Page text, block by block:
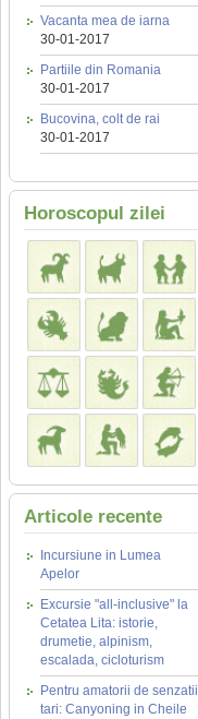
Vacanta mea de iarna
30-01-2017
Partiile din Romania
30-01-2017
Bucovina, colt de rai
30-01-2017
Horoscopul zilei
Articole recente
Incursiune in Lumea
Apelor
Excursie "all-inclusive" la
Cetatea Lita: istorie,
drumetie, alpinism,
escalada, cicloturism
Pentru amatorii de senzatii
tari: Canyoning in Cheile